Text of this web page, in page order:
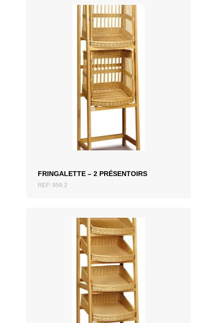
FRINGALETTE – 2 PRÉSENTOIRS
REF: 959.2
AJOUTER AU DEVIS